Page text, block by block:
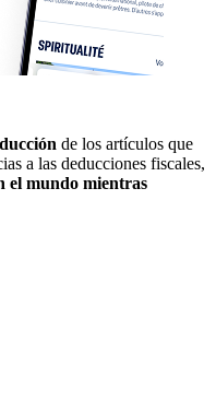
de los artículos que
a las deducciones fiscales,
el mundo mientras